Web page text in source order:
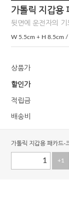
가톨릭 지갑용
뒷면에 운전자의 기
W 5.5cm + H 8.5cm
상품가
할인가
적립금
배송비
가톨릭 지갑용 패카드-
+1